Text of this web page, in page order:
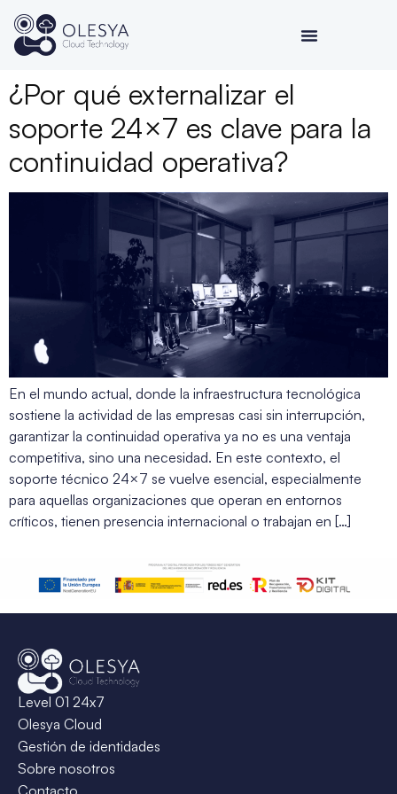
¿Por qué externalizar el
soporte 24×7 es clave para la
continuidad operativa?
En el mundo actual, donde la infraestructura tecnológica
sostiene la actividad de las empresas casi sin interrupción,
garantizar la continuidad operativa ya no es una ventaja
competitiva, sino una necesidad. En este contexto, el
soporte técnico 24×7 se vuelve esencial, especialmente
para aquellas organizaciones que operan en entornos
críticos, tienen presencia internacional o trabajan en […]
Level 01 24x7
Olesya Cloud
Gestión de identidades
Sobre nosotros
Contacto